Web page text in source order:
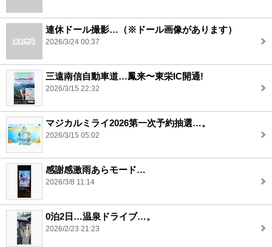
連休ドール撮影…（※ドール画像があります）
2026/3/24 00:37
三遠南信自動車道…鳳来〜東栄IC開通!
2026/3/15 22:32
マジカルミライ2026第一次予約抽選…。
2026/3/15 05:02
感謝感激雨あらモード…
2026/3/8 11:14
0泊2日…温泉ドライブ…。
2026/2/23 21:23